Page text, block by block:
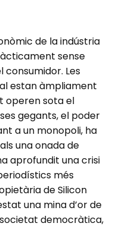
de la indústria
sense
consumidor. Les
estan àmpliament
operen sota el
gegants, el poder
a un monopoli, ha
una onada de
aprofundit una crisi
més
de Silicon
una mina d’or de
democràtica,